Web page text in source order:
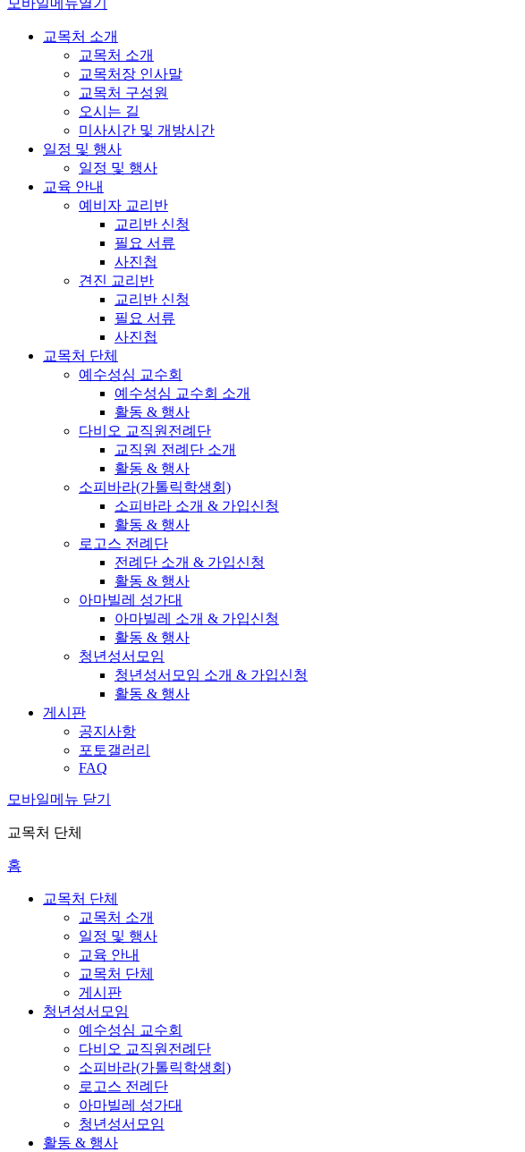
교목처 소개
교목처 소개
교목처장 인사말
교목처 구성원
오시는 길
미사시간 및 개방시간
일정 및 행사
일정 및 행사
교육 안내
예비자 교리반
교리반 신청
필요 서류
사진첩
견진 교리반
교리반 신청
필요 서류
사진첩
교목처 단체
예수성심 교수회
예수성심 교수회 소개
활동 & 행사
다비오 교직원전례단
교직원 전례단 소개
활동 & 행사
소피바라(가톨릭학생회)
소피바라 소개 & 가입신청
활동 & 행사
로고스 전례단
전례단 소개 & 가입신청
활동 & 행사
아마빌레 성가대
아마빌레 소개 & 가입신청
활동 & 행사
청년성서모임
청년성서모임 소개 & 가입신청
활동 & 행사
게시판
공지사항
포토갤러리
FAQ
모바일메뉴 닫기
교목처 단체
홈
교목처 단체
교목처 소개
일정 및 행사
교육 안내
교목처 단체
게시판
청년성서모임
예수성심 교수회
다비오 교직원전례단
소피바라(가톨릭학생회)
로고스 전례단
아마빌레 성가대
청년성서모임
활동 & 행사